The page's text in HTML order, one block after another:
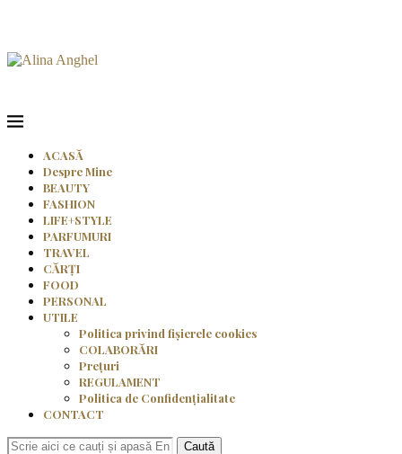
ACASĂ
Despre Mine
BEAUTY
FASHION
LIFE+STYLE
PARFUMURI
TRAVEL
CĂRȚI
FOOD
PERSONAL
UTILE
Politica privind fișierele cookies
COLABORĂRI
Prețuri
REGULAMENT
Politica de Confidențialitate
CONTACT
Caută